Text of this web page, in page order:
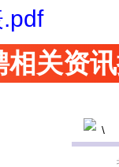
相关资